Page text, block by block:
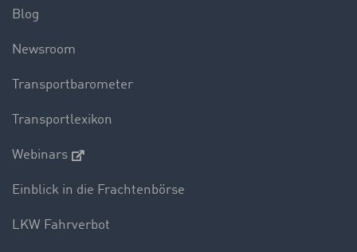
Blog
Newsroom
Transportbarometer
Transportlexikon
Webinars
Einblick in die Frachtenbörse
LKW Fahrverbot